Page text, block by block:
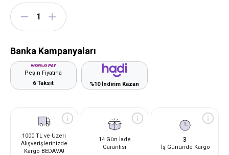
Banka Kampanyaları
Peşin Fiyatına
6 Taksit
%10 İndirim Kazan
1000 TL ve Üzeri
Alışverişlerinizde
Kargo BEDAVA!
14 Gün İade
Garantisi
3
İş Gününde Kargo